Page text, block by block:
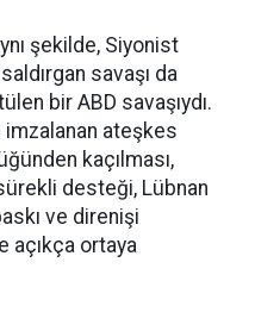
şekilde, Siyonist
savaşı da
bir ABD savaşıydı.
imzalanan ateşkes
kaçılması,
desteği, Lübnan
ve direnişi
açıkça ortaya